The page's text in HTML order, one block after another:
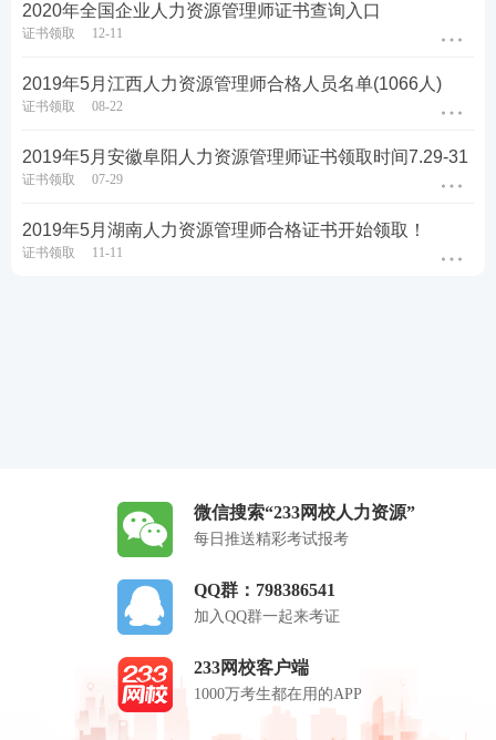
2020年全国企业人力资源管理师证书查询入口
证书领取 12-11
2019年5月江西人力资源管理师合格人员名单(1066人)
证书领取 08-22
2019年5月安徽阜阳人力资源管理师证书领取时间7.29-31
证书领取 07-29
2019年5月湖南人力资源管理师合格证书开始领取！
证书领取 11-11
微信搜索“233网校人力资源”
每日推送精彩考试报考
QQ群：798386541
加入QQ群一起来考证
233网校客户端
1000万考生都在用的APP